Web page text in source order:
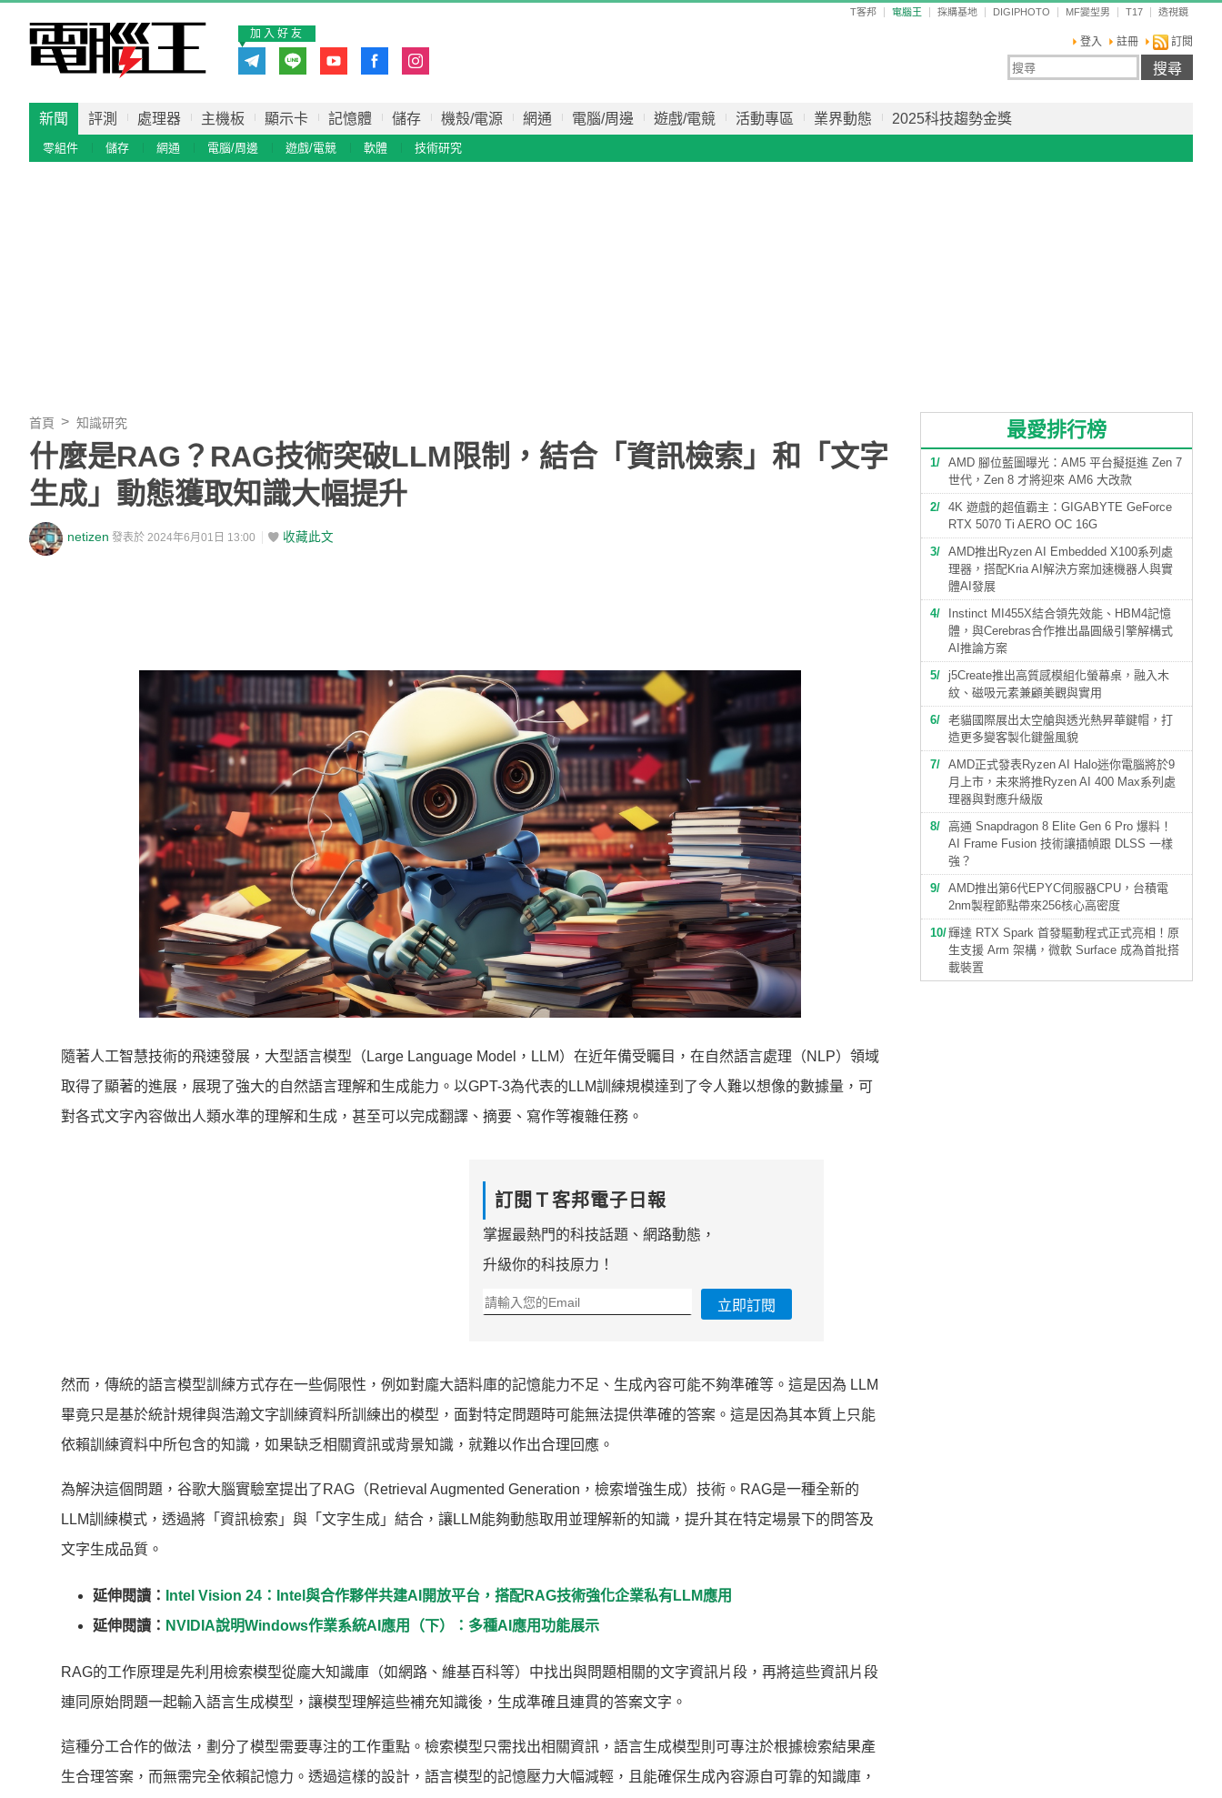
T客邦 電腦王 採購基地 DIGIPHOTO MF變型男 T17 透視鏡
登入 註冊 訂閱
加入好友
新聞 評測 處理器 主機板 顯示卡 記憶體 儲存 機殼/電源 網通 電腦/周邊 遊戲/電競 活動專區 業界動態 2025科技趨勢金獎
零組件 儲存 網通 電腦/周邊 遊戲/電競 軟體 技術研究
首頁 知識研究
什麼是RAG？RAG技術突破LLM限制，結合「資訊檢索」和「文字
生成」動態獲取知識大幅提升
netizen 發表於 2024年6月01日 13:00 收藏此文
隨著人工智慧技術的飛速發展，大型語言模型（Large Language Model，LLM）在近年備受矚目，在自然語言處理（NLP）領域
取得了顯著的進展，展現了強大的自然語言理解和生成能力。以GPT-3為代表的LLM訓練規模達到了令人難以想像的數據量，可
對各式文字內容做出人類水準的理解和生成，甚至可以完成翻譯、摘要、寫作等複雜任務。
訂閱Ｔ客邦電子日報
掌握最熱門的科技話題、網路動態，
升級你的科技原力！
立即訂閱
然而，傳統的語言模型訓練方式存在一些侷限性，例如對龐大語料庫的記憶能力不足、生成內容可能不夠準確等。這是因為 LLM
畢竟只是基於統計規律與浩瀚文字訓練資料所訓練出的模型，面對特定問題時可能無法提供準確的答案。這是因為其本質上只能
依賴訓練資料中所包含的知識，如果缺乏相關資訊或背景知識，就難以作出合理回應。
為解決這個問題，谷歌大腦實驗室提出了RAG（Retrieval Augmented Generation，檢索增強生成）技術。RAG是一種全新的
LLM訓練模式，透過將「資訊檢索」與「文字生成」結合，讓LLM能夠動態取用並理解新的知識，提升其在特定場景下的問答及
文字生成品質。
延伸閱讀：
Intel Vision 24：Intel與合作夥伴共建AI開放平台，搭配RAG技術強化企業私有LLM應用
延伸閱讀： NVIDIA說明Windows作業系統AI應用（下）：多種AI應用功能展示
RAG的工作原理是先利用檢索模型從龐大知識庫（如網路、維基百科等）中找出與問題相關的文字資訊片段，再將這些資訊片段
連同原始問題一起輸入語言生成模型，讓模型理解這些補充知識後，生成準確且連貫的答案文字。
這種分工合作的做法，劃分了模型需要專注的工作重點。檢索模型只需找出相關資訊，語言生成模型則可專注於根據檢索結果產
生合理答案，而無需完全依賴記憶力。透過這樣的設計，語言模型的記憶壓力大幅減輕，且能確保生成內容源自可靠的知識庫，
最愛排行榜
1
AMD 腳位藍圖曝光：AM5 平台擬挺進 Zen 7
世代，Zen 8 才將迎來 AM6 大改款
2
4K 遊戲的超值霸主：GIGABYTE GeForce
RTX 5070 Ti AERO OC 16G
3
AMD推出Ryzen AI Embedded X100系列處
理器，搭配Kria AI解決方案加速機器人與實
體AI發展
4
Instinct MI455X結合領先效能、HBM4記憶
體，與Cerebras合作推出晶圓級引擎解構式
AI推論方案
5
j5Create推出高質感模組化螢幕桌，融入木
紋、磁吸元素兼顧美觀與實用
6
老貓國際展出太空艙與透光熱昇華鍵帽，打
造更多變客製化鍵盤風貌
7
AMD正式發表Ryzen AI Halo迷你電腦將於9
月上市，未來將推Ryzen AI 400 Max系列處
理器與對應升級版
8
高通 Snapdragon 8 Elite Gen 6 Pro 爆料！
AI Frame Fusion 技術讓插幀跟 DLSS 一樣
強？
9
AMD推出第6代EPYC伺服器CPU，台積電
2nm製程節點帶來256核心高密度
10 輝達 RTX Spark 首發驅動程式正式亮相！原
生支援 Arm 架構，微軟 Surface 成為首批搭
載裝置